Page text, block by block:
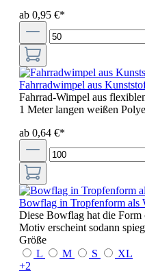
ab 0,95 €*
Fahrradwimpel aus
Fahrrad-Wimpel aus
1 Meter langen weißen
ab 0,64 €*
Bowflag in Tropfenform als
Diese Bowflag hat die
Motiv erscheint sodann
Größe
L
M S
XL
+2